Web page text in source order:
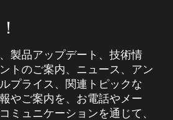
製品アップデート、技術情
トのご案内、ニュース、アン
プライス、関連トピックな
やご案内を、お電話やメー
ミュニケーションを通じて、